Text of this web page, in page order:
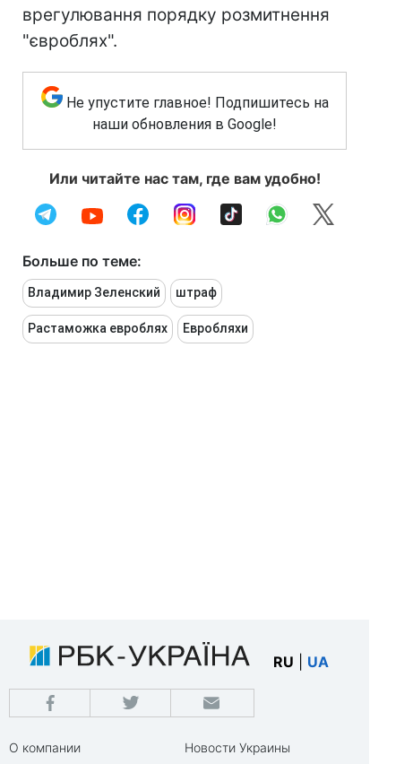
врегулювання порядку розмитнення
"євроблях".
Не упустите главное! Подпишитесь на
наши обновления в Google!
Или читайте нас там, где вам удобно!
Больше по теме:
Владимир Зеленский штраф
Растаможка евроблях Евробляхи
RU UA
О компании
Новости Украины